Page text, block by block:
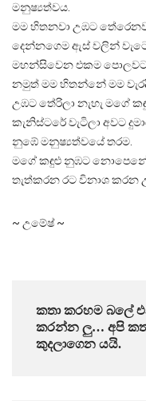
මනුෂ්‍යත්වය.
මම හිතනවා උඹට
දෙන්නගෙම ඇස් වලින්
මහන්සිවෙන එකම
නමුත් මම හිතන්නේ මම
උඹට තේරිලා නැහැ මගේ
කැනිස්ටරේ වැටිලා අවට
නුඹේ මනුෂ්‍යත්වයේ තරම.
මගේ කඳුළු නුඹට
තැත්කරන රට විනාශ
~ උමේෂ් ~
කතා කරහම බලේ
කරන්න ලු… අපි
කුදලාගෙන යයි.